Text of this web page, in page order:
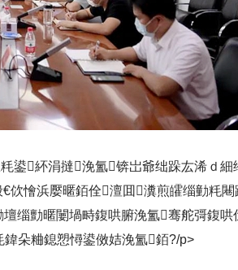
鍙紑涓撻浼氳锛岀爺绌跺厷浠ｄ細
佽懀浜嬮暱銆佺澶囬瀵煎皬缁勭粍
缁勯暱闄堝畤鍑哄腑浼氳骞舵彁鍑
朵粬鎴愬憳鍙傚姞浼氳銆?/p>